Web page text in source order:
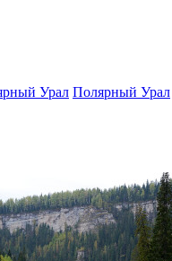
Урал Полярный Урал